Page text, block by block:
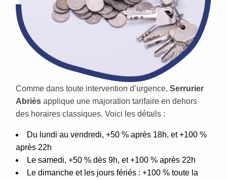
Comme dans toute intervention d’urgence, Serrurier
Abriès applique une majoration tarifaire en dehors
des horaires classiques. Voici les détails :
Du lundi au vendredi, +50 % après 18h, et +100 %
après 22h
Le samedi, +50 % dès 9h, et +100 % après 22h
Le dimanche et les jours fériés : +100 % toute la